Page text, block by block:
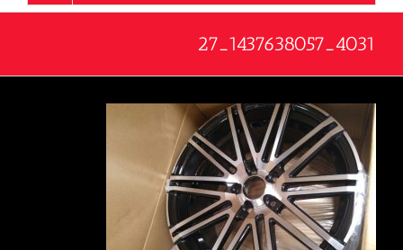
4031_1437638057_27